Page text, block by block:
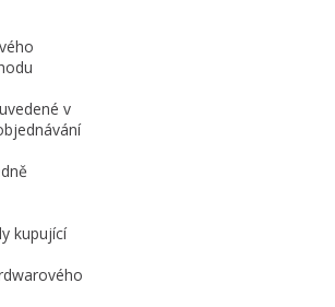
v
kupující